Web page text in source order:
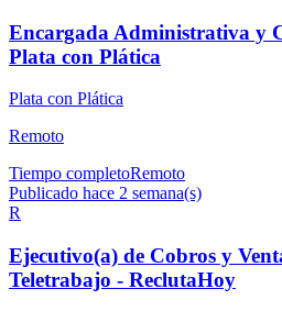
Encargada Administrativa y
Plata con Plática
Plata con Plática
Remoto
Tiempo completoRemoto
Publicado hace 2 semana(s)
R
Ejecutivo(a) de Cobros y
Teletrabajo - ReclutaHoy